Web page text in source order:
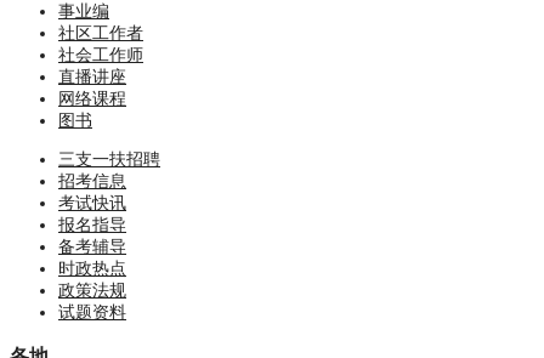
事业编
社区工作者
社会工作师
直播讲座
网络课程
图书
三支一扶招聘
招考信息
考试快讯
报名指导
备考辅导
时政热点
政策法规
试题资料